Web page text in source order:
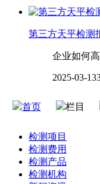
第三方天平检测
企业如何
2025-03-13
首页 栏目
检测项目
检测费用
检测产品
检测机构